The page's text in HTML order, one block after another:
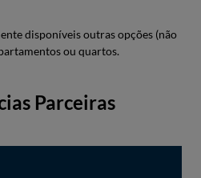
disponíveis outras opções (não
ou quartos.
Parceiras